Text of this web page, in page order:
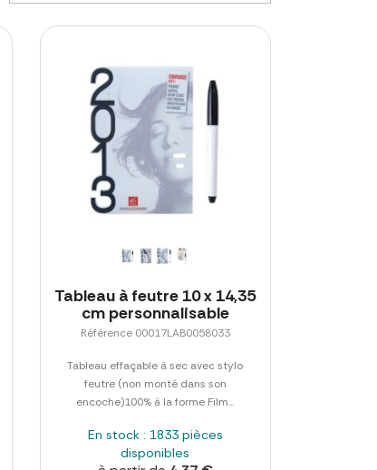
Tableau à feutre 10 x 14,35
cm personnalisable
Référence 00017LAB0058033
Tableau effaçable à sec avec stylo
feutre (non monté dans son
encoche)100% à la forme Film...
En stock : 1833 pièces
disponibles